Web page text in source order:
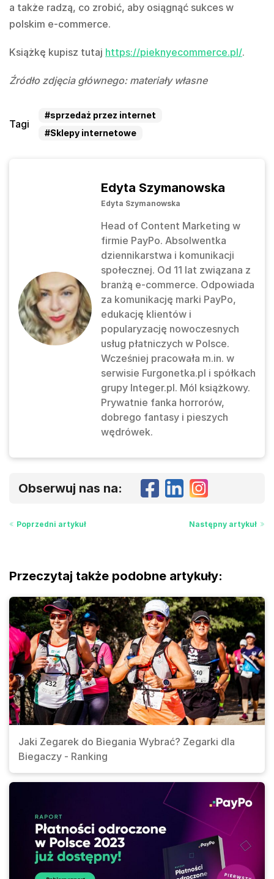
a także radzą, co zrobić, aby osiągnąć sukces w
polskim e-commerce.
Książkę kupisz tutaj https://pieknyecommerce.pl/.
Źródło zdjęcia głównego: materiały własne
Tagi
#sprzedaż przez internet
#Sklepy internetowe
Edyta Szymanowska
Edyta Szymanowska
Head of Content Marketing w
firmie PayPo. Absolwentka
dziennikarstwa i komunikacji
społecznej. Od 11 lat związana z
branżą e-commerce. Odpowiada
za komunikację marki PayPo,
edukację klientów i
popularyzację nowoczesnych
usług płatniczych w Polsce.
Wcześniej pracowała m.in. w
serwisie Furgonetka.pl i spółkach
grupy Integer.pl. Mól książkowy.
Prywatnie fanka horrorów,
dobrego fantasy i pieszych
wędrówek.
Obserwuj nas na:
Poprzedni artykuł Następny artykuł
Przeczytaj także podobne artykuły:
Jaki Zegarek do Biegania Wybrać? Zegarki dla
Biegaczy - Ranking